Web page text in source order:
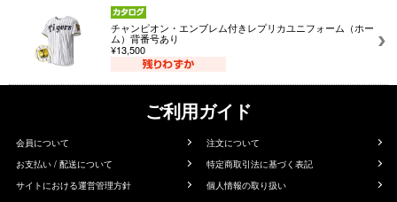
チャンピオン・エンブレム付きレプリカユニフォーム（ホー
ム）背番号あり
¥13,500
ご利用ガイド
会員について
注文について
お支払い / 配送について
特定商取引法に基づく表記
サイトにおける運営管理方針
個人情報の取り扱い